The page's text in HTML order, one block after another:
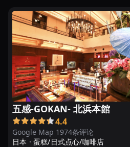
五感-GOKAN- 北浜本館
Google Map 1974条评论
4.4
日本 · 蛋糕/日式点心/咖啡店